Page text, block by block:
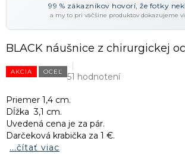
99 % zákazníkov hovorí, že fotky
a my to pri väčšine produktov dokazujeme
BLACK náušnice z chirurgickej
AKCIA OCEĽ 51 hodnotení
Priemer 1,4 cm.
Dĺžka 3,1 cm.
Uvedená cena je za pár.
Darčeková krabička za 1 €.
...čítať viac